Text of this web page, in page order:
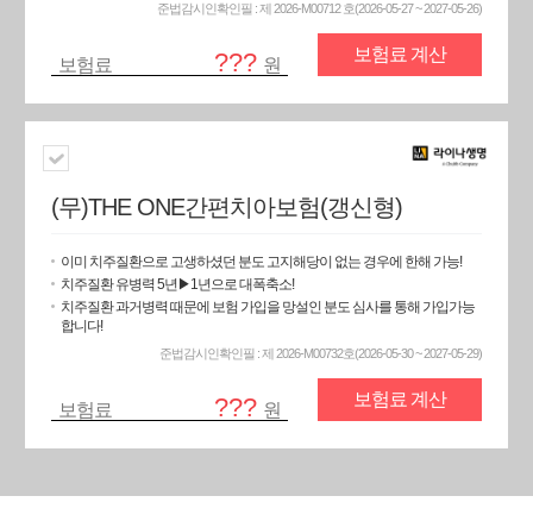
준법감시인확인필 : 제 2026-M00712 호(2026-05-27 ~ 2027-05-26)
보험료 ??? 원
보험료 계산
(무)THE ONE간편치아보험(갱신형)
이미 치주질환으로 고생하셨던 분도 고지해당이 없는 경우에 한해 가능!
치주질환 유병력 5년▶1년으로 대폭축소!
치주질환 과거병력 때문에 보험 가입을 망설인 분도 심사를 통해 가입가능
합니다!
준법감시인확인필 : 제 2026-M00732호(2026-05-30 ~ 2027-05-29)
보험료 ??? 원
보험료 계산